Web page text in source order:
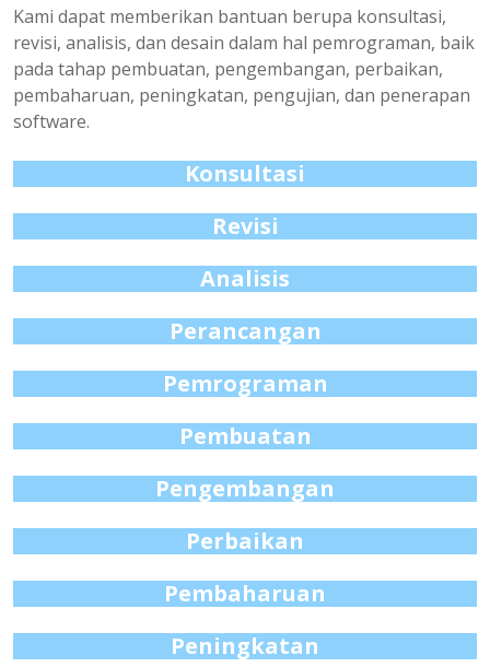
Kami dapat memberikan bantuan berupa konsultasi,
revisi, analisis, dan desain dalam hal pemrograman, baik
pada tahap pembuatan, pengembangan, perbaikan,
pembaharuan, peningkatan, pengujian, dan penerapan
software.
Konsultasi
Revisi
Analisis
Perancangan
Pemrograman
Pembuatan
Pengembangan
Perbaikan
Pembaharuan
Peningkatan